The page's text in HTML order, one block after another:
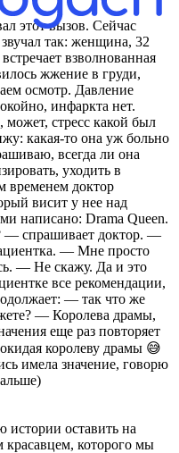
этот вызов. Сейчас
так: женщина, 32
взволнованная
жжение в груди,
осмотр. Давление
инфаркта нет.
стресс какой был
какая-то она уж больно
всегда ли она
уходить в
временем доктор
висит у нее над
написано: Drama Queen.
— спрашивает доктор. —
— Мне просто
— Не скажу. Да и это
все рекомендации,
— так что же
— Королева драмы,
еще раз повторяет
королеву драмы 😅
имела значение, говорю
истории оставить на
красавцем, которого мы